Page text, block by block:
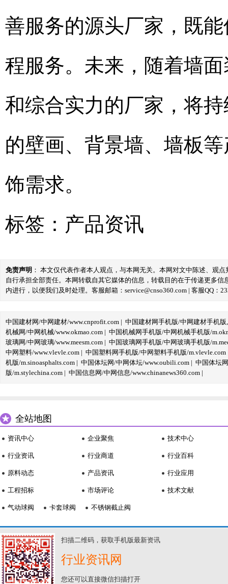
善服务的源头厂家，既
程服务。未来，随着墙
和综合实力的厂家，将
的壁画、背景墙、墙板
饰需求。
标签： 产品资讯
免责声明 ： 本文仅代表作者本人观点，与本网无关。本网对文中陈述、观
自行承担全部责任。本网转载自其它媒体的信息，转载目的在于传递更多
内进行，以便我们及时处理。客服邮箱：service@cnso360.com | 客服QQ：
中国建材网/中网建材/www.cnprofit.com | 中国建材网手机版/中网建材手机版
机械网/中网机械/www.okmao.com | 中国机械网手机版/中网机械手机版/
玻璃网/中网玻璃/www.meesm.com | 中国玻璃网手机版/中网玻璃手机版/
中网塑料/www.vlevle.com | 中国塑料网手机版/中网塑料手机版/m.vlevle.com
机版/m.sinoasphalts.com | 中国体坛网/中网体坛/www.oubili.com | 中国体坛
版/m.stylechina.com | 中国信息网/中网信息/www.chinanews360.com |
全站地图
资讯中心
行业资讯
原料动态
工程招标
企业聚焦
行业商道
产品资讯
市场评论
技术中心
行业百科
行业应用
技术文献
气动球阀 卡套球阀 不锈钢截止阀
扫描二维码，获取手机版最新资讯
行业资讯网
您还可以直接微信扫描打开